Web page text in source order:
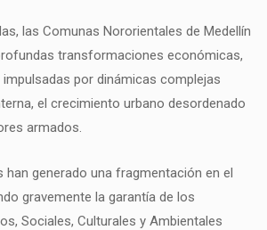
las Comunas Nororientales de Medellín
transformaciones económicas,
por dinámicas complejas
el crecimiento urbano desordenado
armados.
han generado una fragmentación en el
gravemente la garantía de los
Sociales, Culturales y Ambientales